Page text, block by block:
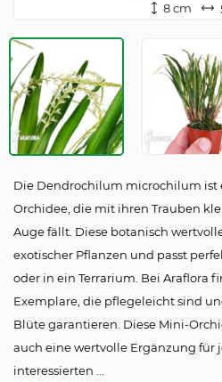
8 cm
Die Dendrochilum microchilum ist
Orchidee, die mit ihren Trauben
Auge fällt. Diese botanisch
exotischer Pflanzen und passt
oder in ein Terrarium. Bei Araf­lora
Exemplare, die pflegeleicht sind
Blüte garantieren. Diese Mini-
auch eine wertvolle Ergänzung für
interessierten ...